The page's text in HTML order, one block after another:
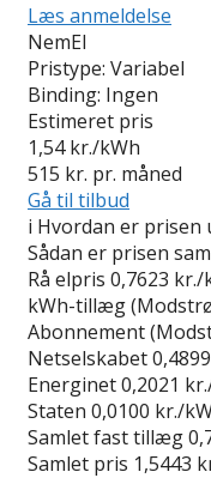
Læs anmeldelse
NemEl
Pristype: Variabel
Binding: Ingen
Estimeret pris
1,54 kr./kWh
515 kr. pr. måned
Gå til tilbud
i Hvordan er prisen
Sådan er prisen
Rå elpris 0,7623 kr./
kWh-tillæg
Abonnement
Netselskabet
Energinet0,2021
Staten 0,0100 kr./
Samlet fast tillæg
Samlet pris 1,5443